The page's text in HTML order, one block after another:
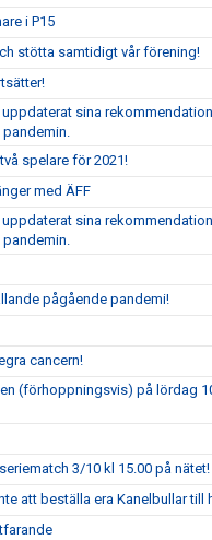
i P15
stötta samtidigt vår förening!
sina
spelare för 2021!
med ÄFF
sina
pågående pandemi!
cancern!
(förhoppningsvis) på lördag
3/10 kl 15.00 på nätet!
att beställa era Kanelbullar till